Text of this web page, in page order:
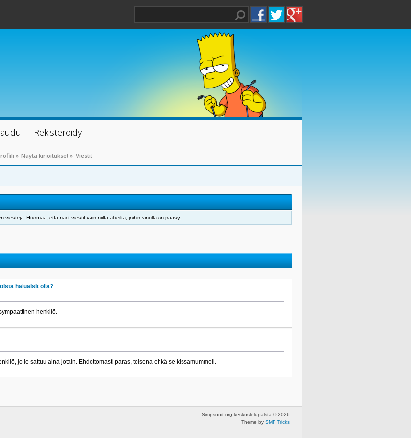
Rekisteröidy
» Näytä kirjoitukset » Viestit
Huomaa, että näet viestit vain niiltä alueilta, joihin sinulla on pääsy.
haluaisit olla?
henkilö.
jolle sattuu aina jotain. Ehdottomasti paras, toisena ehkä se kissamummeli.
Simpsonit.org keskustelupalsta © 2026
Theme by SMF Tricks